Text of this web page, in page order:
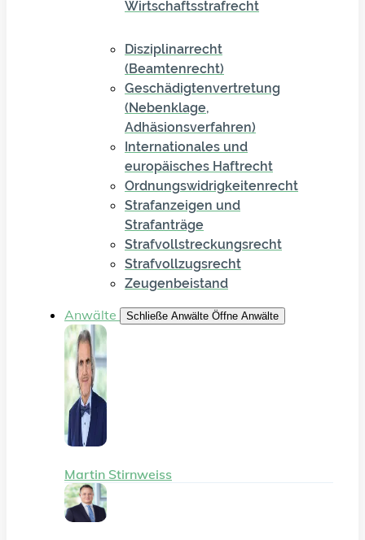
Wirtschaftsstrafrecht
Disziplinarrecht
(Beamtenrecht)
Geschädigtenvertretung
(Nebenklage,
Adhäsionsverfahren)
Internationales und
europäisches Haftrecht
Ordnungswidrigkeitenrecht
Strafanzeigen und
Strafanträge
Strafvollstreckungsrecht
Strafvollzugsrecht
Zeugenbeistand
Anwälte Schließe Anwälte Öffne Anwälte
Martin Stirnweiss